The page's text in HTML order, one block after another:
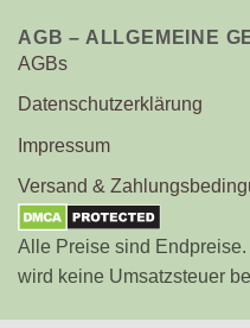
AGB – ALLGEMEINE
AGBs
Datenschutzerklärung
Impressum
Versand &
Alle Preise sind
wird keine Umsatzsteuer